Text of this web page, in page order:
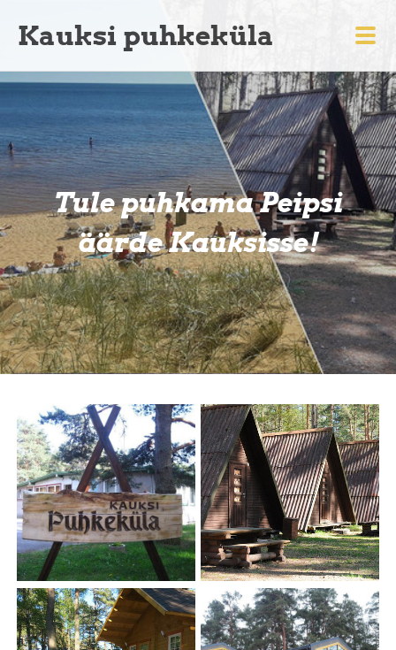
Kauksi puhkeküla
Tule puhkama Peipsi
äärde Kauksisse!